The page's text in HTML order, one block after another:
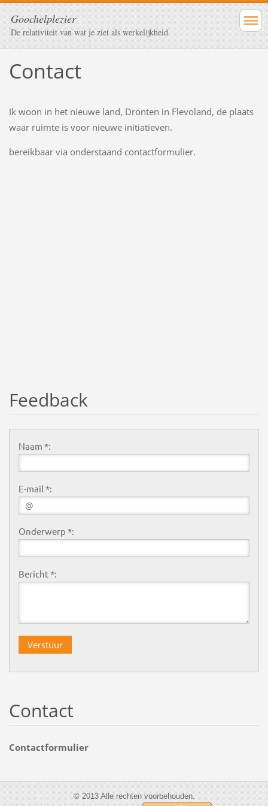
Goochelplezier
De relativiteit van wat je ziet als werkelijkheid
Contact
Ik woon in het nieuwe land, Dronten in Flevoland, de plaats
waar ruimte is voor nieuwe initiatieven.
bereikbaar via onderstaand contactformulier.
Feedback
Naam *:
E-mail *:
Onderwerp *:
Bericht *:
Contact
Contactformulier
© 2013 Alle rechten voorbehouden.